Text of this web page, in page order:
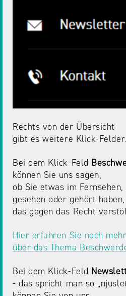
Rechts von der Übersicht
gibt es weitere Klick-Felder.
Bei dem Klick-Feld
können Sie uns sagen,
ob Sie etwas im
gesehen oder gehört haben,
das gegen das Recht
Hier erfahren Sie noch mehr
über das Thema
Bei dem Klick-Feld
- das spricht man so